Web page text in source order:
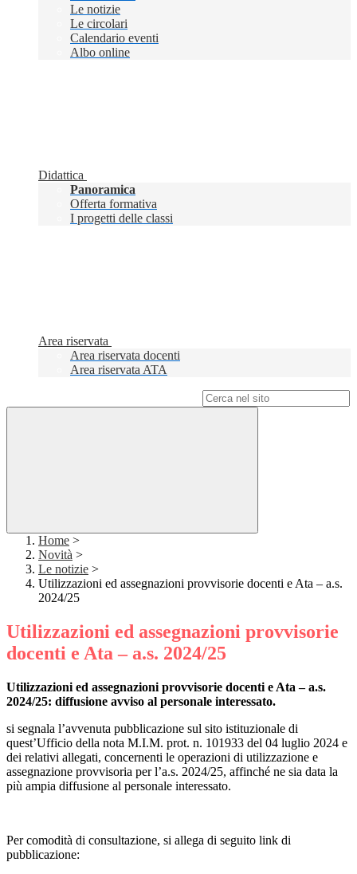
Le notizie
Le circolari
Calendario eventi
Albo online
Didattica
Panoramica
Offerta formativa
I progetti delle classi
Area riservata
Area riservata docenti
Area riservata ATA
Home >
Novità >
Le notizie >
Utilizzazioni ed assegnazioni provvisorie docenti e Ata – a.s.
2024/25
Utilizzazioni ed assegnazioni provvisorie
docenti e Ata – a.s. 2024/25
Utilizzazioni ed assegnazioni provvisorie docenti e Ata – a.s.
2024/25: diffusione avviso al personale interessato.
si segnala l’avvenuta pubblicazione sul sito istituzionale di
quest’Ufficio della nota M.I.M. prot. n. 101933 del 04 luglio 2024 e
dei relativi allegati, concernenti le operazioni di utilizzazione e
assegnazione provvisoria per l’a.s. 2024/25, affinché ne sia data la
più ampia diffusione al personale interessato.
Per comodità di consultazione, si allega di seguito link di
pubblicazione: